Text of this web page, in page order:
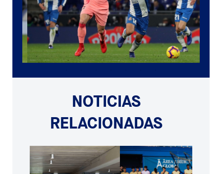
NOTICIAS
RELACIONADAS